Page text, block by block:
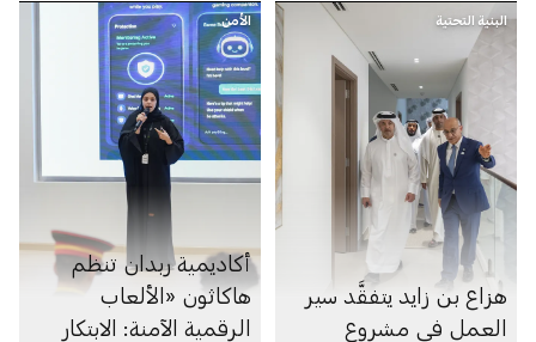
البنية التحتية
هزاع بن زايد يتفقَّد سير
العمل في مشروع
الأمن
أكاديمية ربدان تنظم
هاكاثون «الألعاب
الرقمية الآمنة: الابتكار